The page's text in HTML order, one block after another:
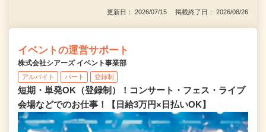
更新日： 2026/07/15 掲載終了日： 2026/08/26
イベントの運営サポート
株式会社シアーズ イベント事業部
アルバイト パート 登録制
短期・単発OK（登録制）！コンサート・フェス・ライブ
会場などでのお仕事！【日給3万円×日払いOK】